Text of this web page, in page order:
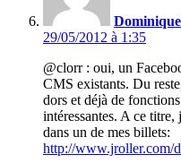
29/05/2012 à 1:35
@clorr : oui, un
CMS existants. Du
dors et déjà de
intéressantes. A ce titre,
dans un de mes billets:
http://www.jroller.com/